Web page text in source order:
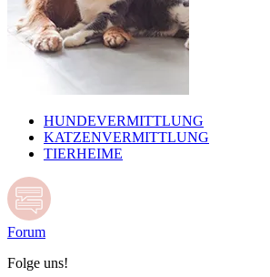
HUNDEVERMITTLUNG
KATZENVERMITTLUNG
TIERHEIME
Forum
Folge uns!